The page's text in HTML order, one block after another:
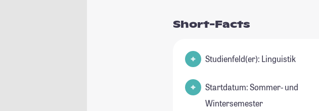
Short-Facts
Studienfeld(er): Linguistik
Startdatum: Sommer- und
Wintersemester